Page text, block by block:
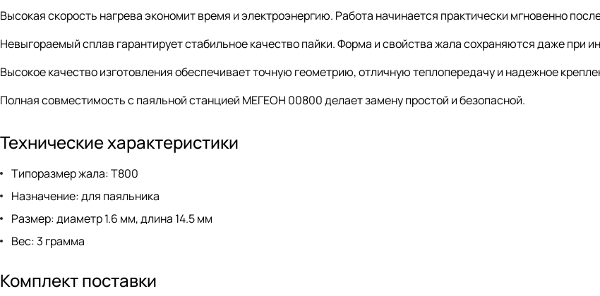
Высокая скорость нагрева экономит время и электроэнергию. Работа начинается практически мгновенно
Невыгораемый сплав гарантирует стабильное качество пайки. Форма и свойства жала сохраняются даже при
Высокое качество изготовления обеспечивает точную геометрию, отличную теплопередачу и надежное
Полная совместимость с паяльной станцией МЕГЕОН 00800 делает замену простой и безопасной.
Технические характеристики
Типоразмер жала: T800
Назначение: для паяльника
Размер: диаметр 1.6 мм, длина 14.5 мм
Вес: 3 грамма
Комплект поставки